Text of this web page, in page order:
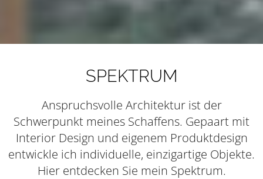
SPEKTRUM
Anspruchsvolle Architektur ist der
Schwerpunkt meines Schaffens. Gepaart mit
Interior Design und eigenem Produktdesign
entwickle ich individuelle, einzigartige Objekte.
Hier entdecken Sie mein Spektrum.